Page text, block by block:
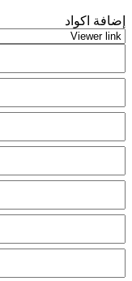
إضافة اكواد